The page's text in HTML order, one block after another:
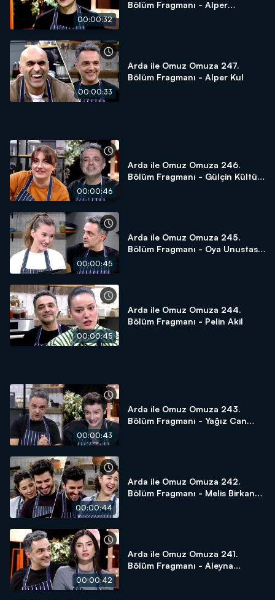
00:00:32
Bölüm Fragmanı - Alper
00:00:33
Arda ile Omuz Omuza 247.
Bölüm Fragmanı - Alper Kul
00:00:46
Arda ile Omuz Omuza 246.
Bölüm Fragmanı - Gülçin Kültür
00:00:45
Arda ile Omuz Omuza 245.
Bölüm Fragmanı - Oya Unustası
00:00:45
Arda ile Omuz Omuza 244.
Bölüm Fragmanı - Pelin Akil
00:00:43
Arda ile Omuz Omuza 243.
Bölüm Fragmanı - Yağız Can
00:00:44
Arda ile Omuz Omuza 242.
Bölüm Fragmanı - Melis Birkan
00:00:42
Arda ile Omuz Omuza 241.
Bölüm Fragmanı - Aleyna